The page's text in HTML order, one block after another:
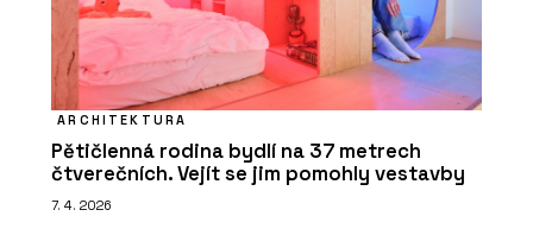
ARCHITEKTURA
Pětičlenná rodina bydlí na 37 metrech
čtverečních. Vejít se jim pomohly vestavby
7. 4. 2026